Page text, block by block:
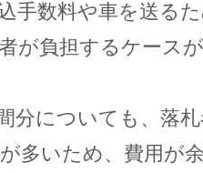
手数料や車を送る
が負担するケース
分についても、落
多いため、費用が